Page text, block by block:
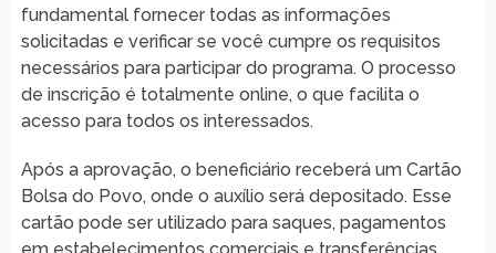
fundamental fornecer todas as informações
solicitadas e verificar se você cumpre os requisitos
necessários para participar do programa. O processo
de inscrição é totalmente online, o que facilita o
acesso para todos os interessados.
Após a aprovação, o beneficiário receberá um Cartão
Bolsa do Povo, onde o auxílio será depositado. Esse
cartão pode ser utilizado para saques, pagamentos
em estabelecimentos comerciais e transferências